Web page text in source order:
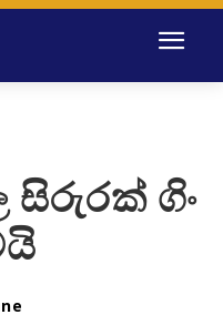
සිරුරක් ගිං